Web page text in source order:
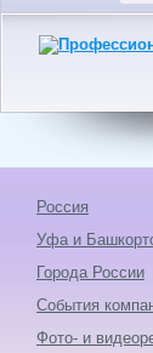
Россия
Уфа и
Города России
События
Фото- и